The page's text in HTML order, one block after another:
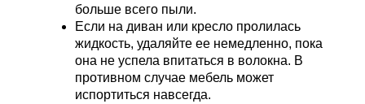
больше всего пыли.
Если на диван или кресло пролилась
жидкость, удаляйте ее немедленно, пока
она не успела впитаться в волокна. В
противном случае мебель может
испортиться навсегда.